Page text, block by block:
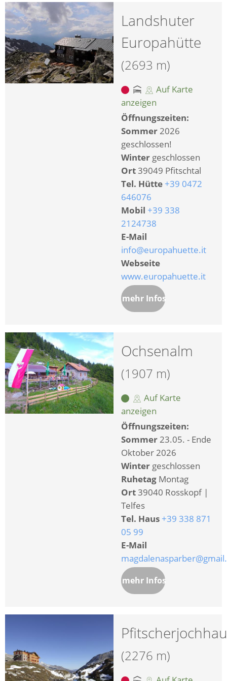
Landshuter
Europahütte
(2693 m)
Auf Karte
anzeigen
Öffnungszeiten:
Sommer2026
geschlossen!
Winter geschlossen
Ort39049 Pfitschtal
Tel. Hütte +39 0472
646076
Mobil +39 338
2124738
E-Mail
info@europahuette.it
Webseite
www.europahuette.it
mehr Infos
Ochsenalm
(1907 m)
Auf Karte
anzeigen
Öffnungszeiten:
Sommer23.05. - Ende
Oktober 2026
Winter geschlossen
Ruhetag Montag
Ort39040 Rosskopf |
Telfes
Tel. Haus +39 338 871
05 99
E-Mail
mehr Infos
(2276 m)